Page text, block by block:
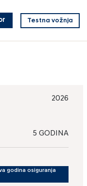
Testna vožnja
2026
5 GODINA
godina osiguranja